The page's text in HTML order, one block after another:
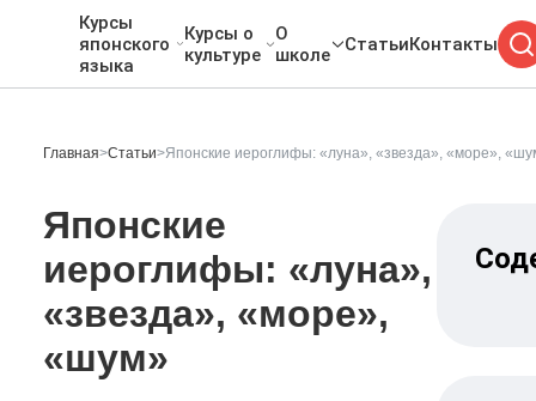
Курсы
японского
языка
Курсы о
культуре
О
школе
СтатьиКонтакты
Главная>Статьи>Японские иероглифы: «луна», «звезда», «море»,
Японские
иероглифы: «луна»,
«звезда», «море»,
«шум»